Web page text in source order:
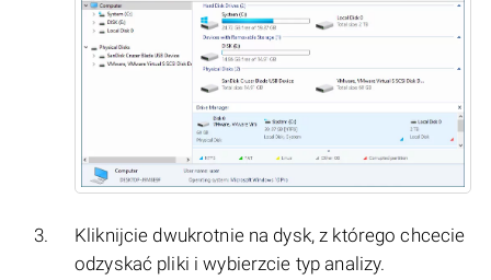
Kliknijcie dwukrotnie na dysk, z którego chcecie
odzyskać pliki i wybierzcie typ analizy.